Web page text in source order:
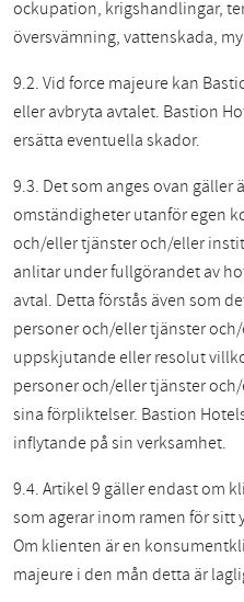
ockupation, krigshandlingar,
översvämning, vattenskada,
9.2. Vid force majeure kan
eller avbryta avtalet. Bastion
ersätta eventuella skador.
9.3. Det som anges ovan gäller
omständigheter utanför egen
och/eller tjänster och/eller
anlitar under fullgörandet av
avtal. Detta förstås även som
personer och/eller tjänster
uppskjutande eller resolut
personer och/eller tjänster
sina förpliktelser. Bastion
inflytande på sin verksamhet.
9.4. Artikel 9 gäller endast om
som agerar inom ramen för sitt
Om klienten är en
majeure i den mån detta är